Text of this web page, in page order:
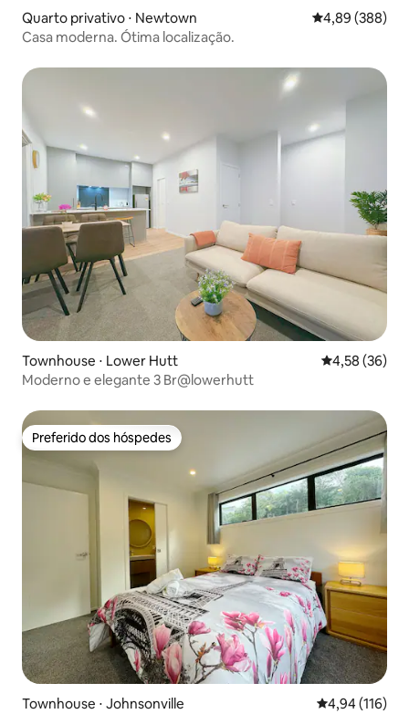
Quarto privativo ⋅ Newtown 4,89 de uma
4,89 (388)
Casa moderna. Ótima localização.
Townhouse ⋅ Lower Hutt 4,58 de uma
4,58 (36)
Moderno e elegante 3 Br@lowerhutt
Preferido dos hóspedes
Preferido dos hóspedes
Townhouse ⋅ Johnsonville 4,94 de uma
4,94 (116)